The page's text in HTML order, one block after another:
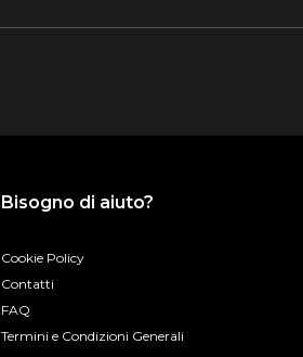
Bisogno di aiuto?
Cookie Policy
Contatti
FAQ
Termini e Condizioni Generali